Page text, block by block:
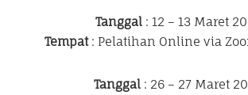
Tanggal: 12 – 13 Maret
Tempat: Pelatihan Online via
Tanggal : 26 – 27 Maret